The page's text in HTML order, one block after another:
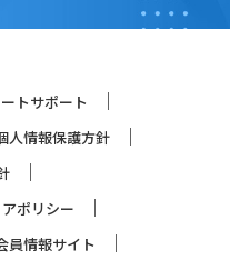
トサポート
人情報保護方針
ポリシー
員情報サイト